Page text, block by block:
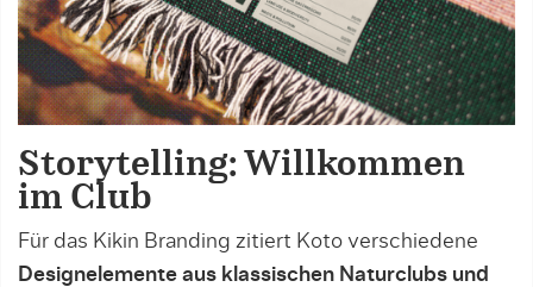
Storytelling: Willkommen
im Club
Für das Kikin Branding zitiert Koto verschiedene
Designelemente aus klassischen Naturclubs und